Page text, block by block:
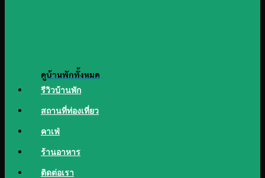
ดูบ้านพักทั้งหมด
รีวิวบ้านพัก
สถานที่ท่องเที่ยว
คาเฟ่
ร้านอาหาร
ติดต่อเรา